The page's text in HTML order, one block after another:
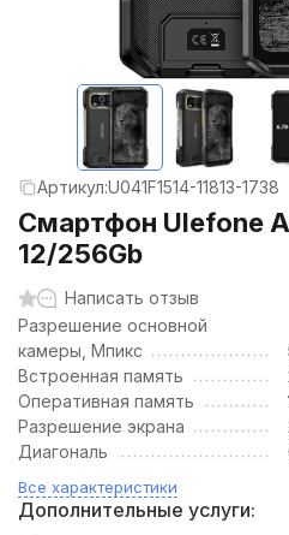
Артикул:U041F1514-11813-1738
Смартфон Ulefone
12/256Gb
Написать отзыв
Разрешение основной
камеры, Мпикс
Встроенная память
Оперативная память
Разрешение экрана
Диагональ
Все характеристики
Дополнительные услуги: